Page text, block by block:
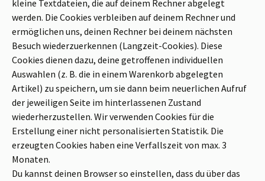
kleine Textdateien, die auf deinem Rechner abgelegt
werden. Die Cookies verbleiben auf deinem Rechner und
ermöglichen uns, deinen Rechner bei deinem nächsten
Besuch wiederzuerkennen (Langzeit-Cookies). Diese
Cookies dienen dazu, deine getroffenen individuellen
Auswahlen (z. B. die in einem Warenkorb abgelegten
Artikel) zu speichern, um sie dann beim neuerlichen Aufruf
der jeweiligen Seite im hinterlassenen Zustand
wiederherzustellen. Wir verwenden Cookies für die
Erstellung einer nicht personalisierten Statistik. Die
erzeugten Cookies haben eine Verfallszeit von max. 3
Monaten.
Du kannst deinen Browser so einstellen, dass du über das